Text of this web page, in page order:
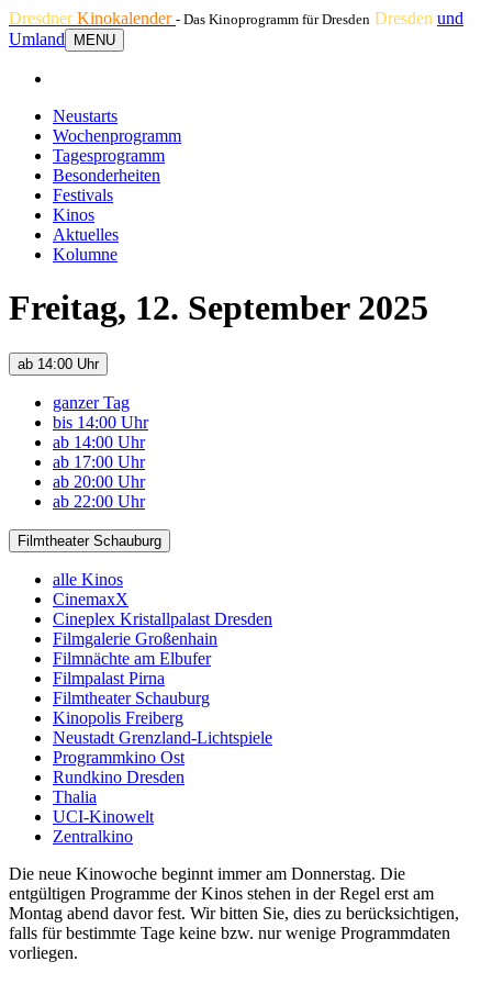
DresdnerKinokalender - Das Kinoprogramm für Dresden Dresden und
Umland
MENU
Neustarts
Wochenprogramm
Tagesprogramm
Besonderheiten
Festivals
Kinos
Aktuelles
Kolumne
Freitag, 12. September 2025
ab 14:00 Uhr
ganzer Tag
bis 14:00 Uhr
ab 14:00 Uhr
ab 17:00 Uhr
ab 20:00 Uhr
ab 22:00 Uhr
Filmtheater Schauburg
alle Kinos
CinemaxX
Cineplex Kristallpalast Dresden
Filmgalerie Großenhain
Filmnächte am Elbufer
Filmpalast Pirna
Filmtheater Schauburg
Kinopolis Freiberg
Neustadt Grenzland-Lichtspiele
Programmkino Ost
Rundkino Dresden
Thalia
UCI-Kinowelt
Zentralkino
Die neue Kinowoche beginnt immer am Donnerstag. Die
entgültigen Programme der Kinos stehen in der Regel erst am
Montag abend davor fest. Wir bitten Sie, dies zu berücksichtigen,
falls für bestimmte Tage keine bzw. nur wenige Programmdaten
vorliegen.